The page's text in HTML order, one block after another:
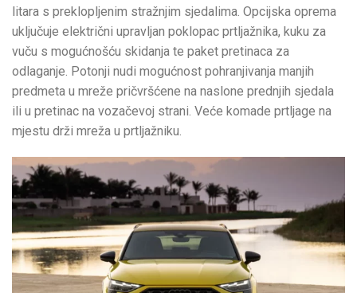
litara s preklopljenim stražnjim sjedalima. Opcijska oprema
uključuje električni upravljan poklopac prtljažnika, kuku za
vuču s mogućnošću skidanja te paket pretinaca za
odlaganje. Potonji nudi mogućnost pohranjivanja manjih
predmeta u mreže pričvršćene na naslone prednjih sjedala
ili u pretinac na vozačevoj strani. Veće komade prtljage na
mjestu drži mreža u prtljažniku.